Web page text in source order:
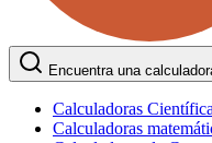
Encuentra una
Calculadoras
Calculadoras